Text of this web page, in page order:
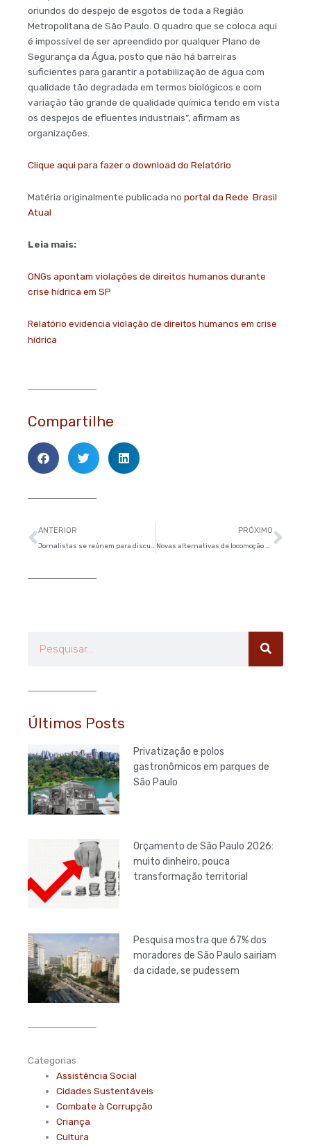
oriundos do despejo de esgotos de toda a Região
Metropolitana de São Paulo. O quadro que se coloca aqui
é impossível de ser apreendido por qualquer Plano de
Segurança da Água, posto que não há barreiras
suficientes para garantir a potabilização de água com
qualidade tão degradada em termos biológicos e com
variação tão grande de qualidade química tendo em vista
os despejos de efluentes industriais”, afirmam as
organizações.
Clique aqui para fazer o download do Relatório
Matéria originalmente publicada no portal da Rede Brasil
Atual
Leia mais:
ONGs apontam violações de direitos humanos durante
crise hídrica em SP
Relatório evidencia violação de direitos humanos em crise
hídrica
Compartilhe
Anterior
ANTERIOR PRÓXIMO
Últimos Posts
Privatização e polos
gastronômicos em parques de
São Paulo
Orçamento de São Paulo 2026:
muito dinheiro, pouca
transformação territorial
Pesquisa mostra que 67% dos
moradores de São Paulo sairiam
da cidade, se pudessem
Categorias
Assistência Social
Cidades Sustentáveis
Combate à Corrupção
Criança
Cultura